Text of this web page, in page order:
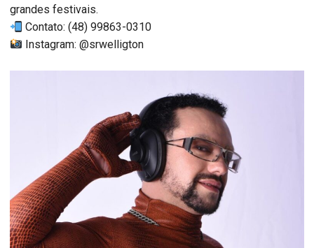
grandes festivais.
Contato: (48) 99863-0310
Instagram: @srwelligton